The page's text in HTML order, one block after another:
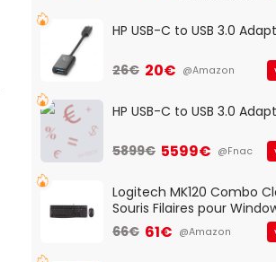
HP USB-C to USB 3.0
26€ 20€ @Amazon
HP USB-C to USB 3.0
5899€ 5599€ @Fnac
Logitech MK120 Combo
Souris Filaires pour
Optique Filaire, Connexion
And Play, Confortable,
66€ 61€ @Amazon